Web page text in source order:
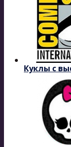
Куклы с